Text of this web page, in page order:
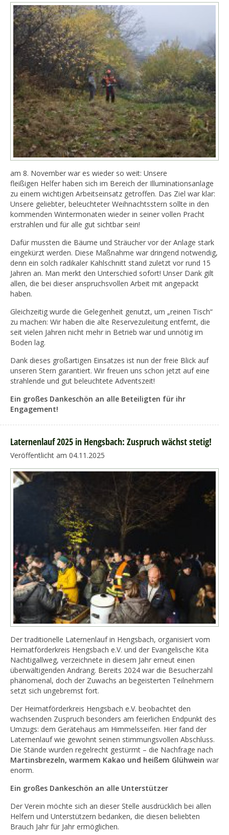
am 8. November war es wieder so weit: Unsere
fleißigen Helfer haben sich im Bereich der Illuminationsanlage
zu einem wichtigen Arbeitseinsatz getroffen. Das Ziel war klar:
Unsere geliebter, beleuchteter Weihnachtsstern sollte in den
kommenden Wintermonaten wieder in seiner vollen Pracht
erstrahlen und für alle gut sichtbar sein!
Dafür mussten die Bäume und Sträucher vor der Anlage stark
eingekürzt werden. Diese Maßnahme war dringend notwendig,
denn ein solch radikaler Kahlschnitt stand zuletzt vor rund 15
Jahren an. Man merkt den Unterschied sofort! Unser Dank gilt
allen, die bei dieser anspruchsvollen Arbeit mit angepackt
haben.
Gleichzeitig wurde die Gelegenheit genutzt, um „reinen Tisch“
zu machen: Wir haben die alte Reservezuleitung entfernt, die
seit vielen Jahren nicht mehr in Betrieb war und unnötig im
Boden lag.
Dank dieses großartigen Einsatzes ist nun der freie Blick auf
unseren Stern garantiert. Wir freuen uns schon jetzt auf eine
strahlende und gut beleuchtete Adventszeit!
Ein großes Dankeschön an alle Beteiligten für ihr
Engagement!
Laternenlauf 2025 in Hengsbach: Zuspruch wächst stetig!
Veröffentlicht am 04.11.2025
Der traditionelle Laternenlauf in Hengsbach, organisiert vom
Heimatförderkreis Hengsbach e.V. und der Evangelische Kita
Nachtigallweg, verzeichnete in diesem Jahr erneut einen
überwältigenden Andrang. Bereits 2024 war die Besucherzahl
phänomenal, doch der Zuwachs an begeisterten Teilnehmern
setzt sich ungebremst fort.
Der Heimatförderkreis Hengsbach e.V. beobachtet den
wachsenden Zuspruch besonders am feierlichen Endpunkt des
Umzugs: dem Gerätehaus am Himmelsseifen. Hier fand der
Laternenlauf wie gewohnt seinen stimmungsvollen Abschluss.
Die Stände wurden regelrecht gestürmt – die Nachfrage nach
Martinsbrezeln, warmem Kakao und heißem Glühwein war
enorm.
Ein großes Dankeschön an alle Unterstützer
Der Verein möchte sich an dieser Stelle ausdrücklich bei allen
Helfern und Unterstützern bedanken, die diesen beliebten
Brauch Jahr für Jahr ermöglichen.